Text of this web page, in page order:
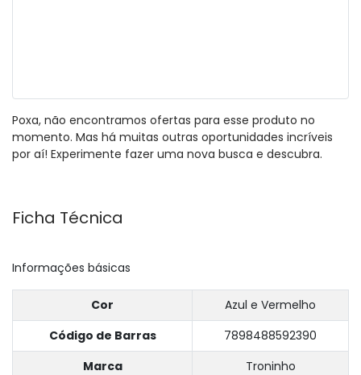
Poxa, não encontramos ofertas para esse produto no
momento. Mas há muitas outras oportunidades incríveis
por aí! Experimente fazer uma nova busca e descubra.
Ficha Técnica
Informações básicas
Cor
Azul e Vermelho
Código de Barras
7898488592390
Marca
Troninho